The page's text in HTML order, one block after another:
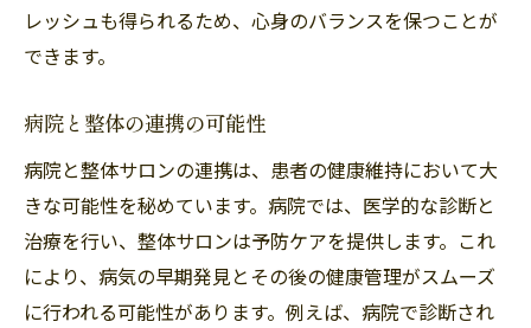
レッシュも得られるため、心身のバランスを保つことが
できます。
病院と整体の連携の可能性
病院と整体サロンの連携は、患者の健康維持において大
きな可能性を秘めています。病院では、医学的な診断と
治療を行い、整体サロンは予防ケアを提供します。これ
により、病気の早期発見とその後の健康管理がスムーズ
に行われる可能性があります。例えば、病院で診断され